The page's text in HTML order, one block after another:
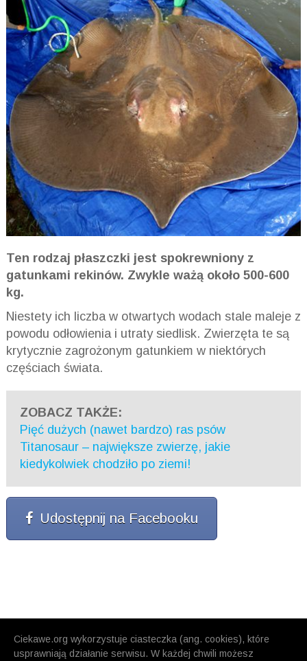
Ciekawe.org wykorzystuje ciasteczka (ang. cookies), które
usprawniają działanie serwisu. W każdej chwili możesz
Ten rodzaj płaszczki jest spokrewniony z
gatunkami rekinów. Zwykle ważą około 500-600
kg.
Niestety ich liczba w otwartych wodach stale maleje z
powodu odłowienia i utraty siedlisk. Zwierzęta te są
krytycznie zagrożonym gatunkiem w niektórych
częściach świata.
ZOBACZ TAKŻE:
Pięć dużych (nawet bardzo) ras psów
Titanosaur – największe zwierzę, jakie
kiedykolwiek chodziło po ziemi!
Udostępnij na Facebooku